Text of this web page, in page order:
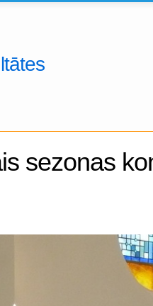
sezonas